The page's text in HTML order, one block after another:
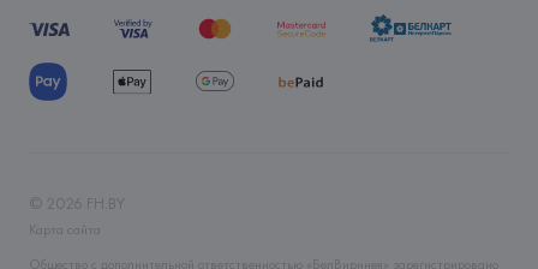
© 2026 FH.BY
Карта сайта
Общество с дополнительной ответственностью «БелВиринея» зарегистрировано